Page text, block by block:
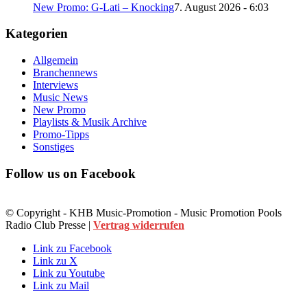
New Promo: G-Lati – Knocking7. August 2026 - 6:03
Kategorien
Allgemein
Branchennews
Interviews
Music News
New Promo
Playlists & Musik Archive
Promo-Tipps
Sonstiges
Follow us on Facebook
© Copyright - KHB Music-Promotion - Music Promotion Pools
Radio Club Presse | Vertrag widerrufen
Link zu Facebook
Link zu X
Link zu Youtube
Link zu Mail